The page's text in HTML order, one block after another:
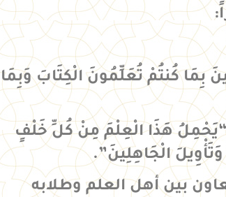
بِمَا كُنتُمْ تُعَلِّمُونَ الْكِتَابَ وَبِمَا
“يَحْمِلُ هَذَا الْعِلْمَ مِنْ كُلِّ خَلْفٍ
الْجَاهِلِينَ”.
بين أهل العلم وطلابه